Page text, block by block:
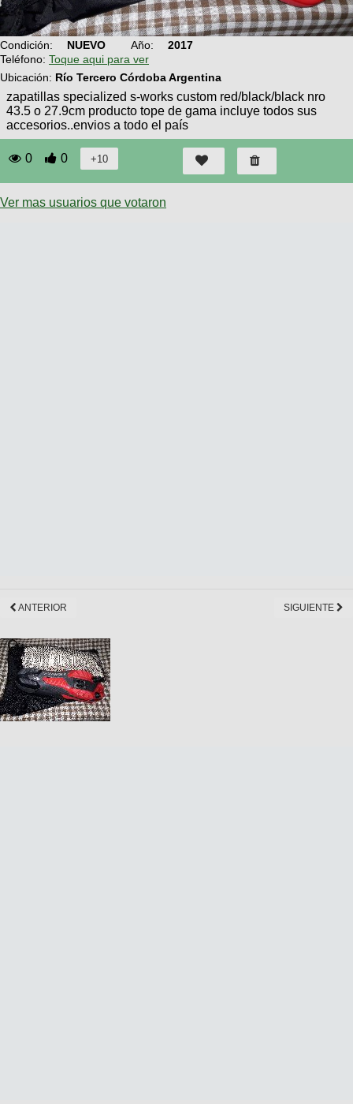
BMX
Ruta,
triatlon
De
todo
Retro
Enduro
COMPRO
CANJE
Mi
Reputación
Mis
Compras
Mis
Técnica
Mecánica
Robadas
Calendario
Operadores
de
cicloturismo
Relatos
viajes
Foro
viajes
Últimos
Buscar
Mis
Amigos
Actividad
Amigos
Condición: NUEVO Año:
2017
Teléfono: Toque aqui para ver
Ubicación: Río Tercero Córdoba Argentina
zapatillas specialized s-works custom red/black/black nro
43.5 o 27.9cm producto tope de gama incluye todos sus
accesorios..envios a todo el país
0 0
Ver mas usuarios que votaron
ANTERIOR SIGUIENTE